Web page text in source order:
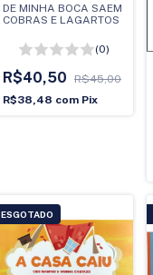
DE MINHA BOCA SAEM
COBRAS E LAGARTOS
(0)
R$40,50
R$45,00
R$38,48 com Pix
ESGOTADO